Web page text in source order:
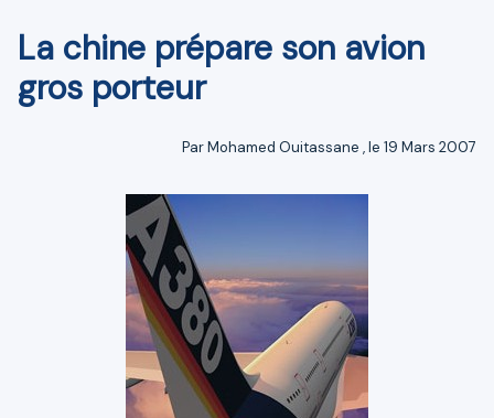
La chine prépare son avion
gros porteur
ParMohamed Ouitassane , le 19 Mars 2007